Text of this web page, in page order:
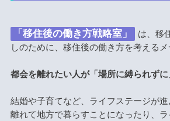
「移住後の働き方戦略室」
は、移
しのために、移住後の働き方を考えるメ
都会を離れたい人が「場所に縛られずに
結婚や子育てなど、ライフステージが
離れて地方で暮らすことになったり、ラ